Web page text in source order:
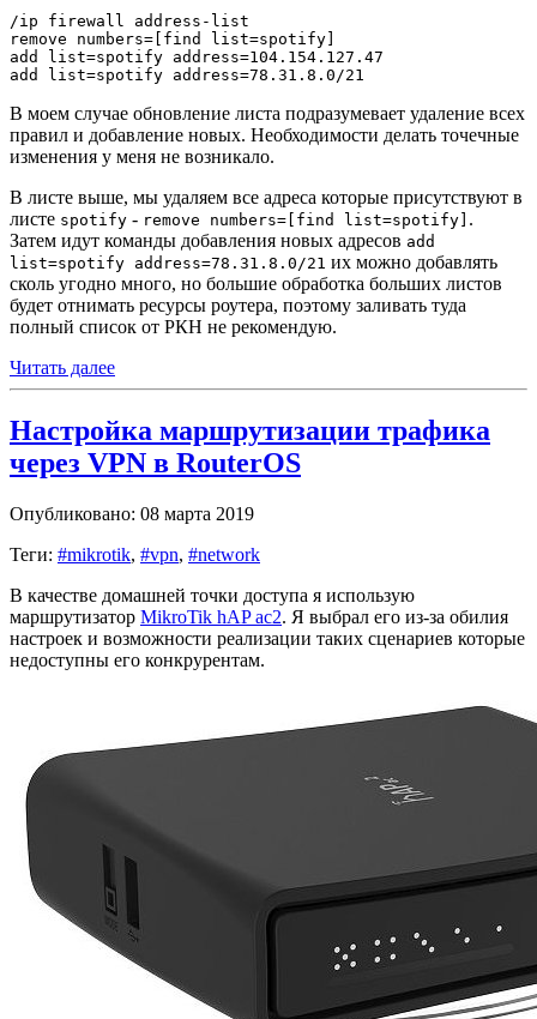
/ip firewall address-list
remove numbers=[find list=spotify]
add list=spotify address=104.154.127.47
В моем случае обновление листа подразумевает удаление всех
правил и добавление новых. Необходимости делать точечные
изменения у меня не возникало.
В листе выше, мы удаляем все адреса которые присутствуют в
листе spotify - remove numbers=[find list=spotify] .
Затем идут команды добавления новых адресов add
list=spotify address=78.31.8.0/21 их можно добавлять
сколь угодно много, но большие обработка больших листов
будет отнимать ресурсы роутера, поэтому заливать туда
полный список от РКН не рекомендую.
Читать далее
Настройка маршрутизации трафика
через VPN в RouterOS
Опубликовано: 08 марта 2019
Теги: #mikrotik, #vpn, #network
В качестве домашней точки доступа я использую
маршрутизатор MikroTik hAP ac2. Я выбрал его из-за обилия
настроек и возможности реализации таких сценариев которые
недоступны его конкрурентам.